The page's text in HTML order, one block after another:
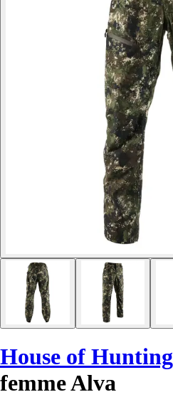
House of Hunting
femme Alva